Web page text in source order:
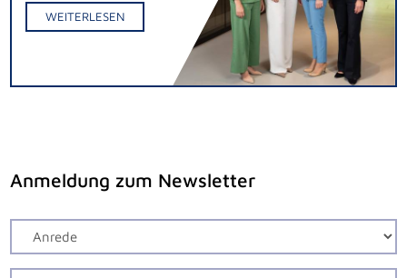
WEITERLESEN
Anmeldung zum Newsletter